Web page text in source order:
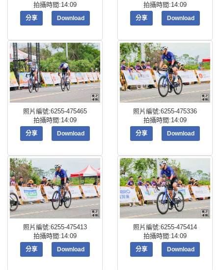
拍攝時間:14:09
分享 Download
拍攝時間:14:09
分享 Download
照片編號:6255-475465
拍攝時間:14:09
分享 Download
照片編號:6255-475336
拍攝時間:14:09
分享 Download
照片編號:6255-475413
拍攝時間:14:09
分享 Download
照片編號:6255-475414
拍攝時間:14:09
分享 Download